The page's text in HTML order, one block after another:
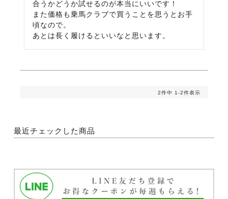
合うかどうか試せるのが本当にいいです！
また価格も乗馬クラブで買うことを思うとお手
頃なので。
あとは長く履けるといいなと思います。
2件中 1-2件表示
最近チェックした商品